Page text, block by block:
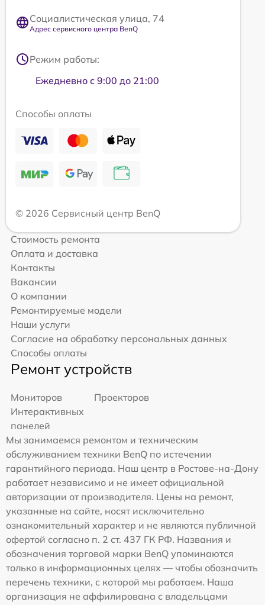
Социалистическая улица, 74
Адрес сервисного центра BenQ
Режим работы:
Ежедневно с 9:00 до 21:00
Способы оплаты
© 2026 Сервисный центр BenQ
Стоимость ремонта
Оплата и доставка
Контакты
Вакансии
О компании
Ремонтируемые модели
Наши услуги
Согласие на обработку персональных данных
Способы оплаты
Ремонт устройств
Мониторов
Проекторов
Интерактивных
панелей
Мы занимаемся ремонтом и техническим
обслуживанием техники BenQ по истечении
гарантийного периода. Наш центр в Ростове-на-Дону
работает независимо и не имеет официальной
авторизации от производителя. Цены на ремонт,
указанные на сайте, носят исключительно
ознакомительный характер и не являются публичной
офертой согласно п. 2 ст. 437 ГК РФ. Названия и
обозначения торговой марки BenQ упоминаются
только в информационных целях — чтобы обозначить
перечень техники, с которой мы работаем. Наша
организация не аффилирована с владельцами